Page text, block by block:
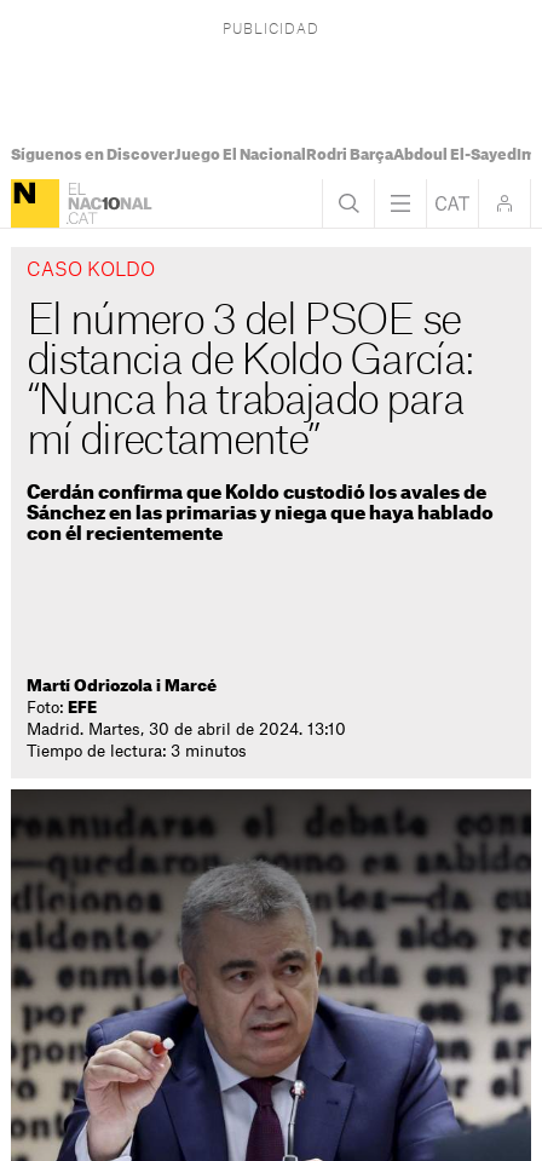
Síguenos en DiscoverJuego El Nacional Rodri BarçaAbdoul El-Sayed
CASO KOLDO
El número 3 del PSOE se
distancia de Koldo García:
“Nunca ha trabajado para
mí directamente”
Cerdán confirma que Koldo custodió los avales de
Sánchez en las primarias y niega que haya hablado
con él recientemente
Martí Odriozola i Marcé
Foto: EFE
Madrid. Martes, 30 de abril de 2024. 13:10
Tiempo de lectura: 3 minutos